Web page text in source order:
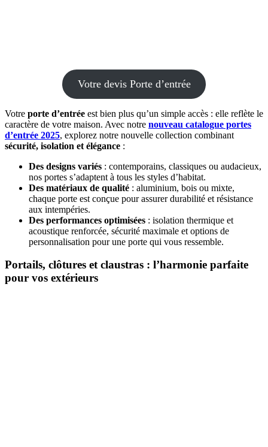
Votre devis Porte d’entrée
Votre porte d’entrée est bien plus qu’un simple accès : elle reflète le
caractère de votre maison. Avec notre nouveau catalogue portes
d’entrée 2025, explorez notre nouvelle collection combinant
sécurité, isolation et élégance :
Des designs variés : contemporains, classiques ou audacieux,
nos portes s’adaptent à tous les styles d’habitat.
Des matériaux de qualité : aluminium, bois ou mixte,
chaque porte est conçue pour assurer durabilité et résistance
aux intempéries.
Des performances optimisées : isolation thermique et
acoustique renforcée, sécurité maximale et options de
personnalisation pour une porte qui vous ressemble.
Portails, clôtures et claustras : l’harmonie parfaite
pour vos extérieurs